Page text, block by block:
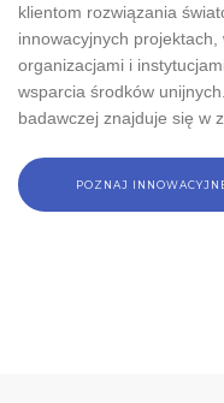
klientom rozwiązania
innowacyjnych projektach,
organizacjami i
wsparcia środków
badawczej znajduje się w
POZNAJ